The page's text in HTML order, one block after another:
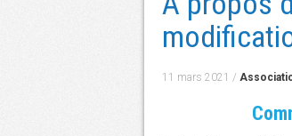
contenu
11 mars 2021 /